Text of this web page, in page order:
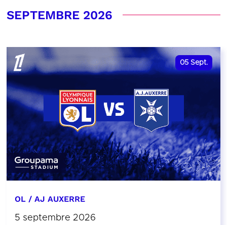
SEPTEMBRE 2026
05 Sept.
OL / AJ AUXERRE
5 septembre 2026